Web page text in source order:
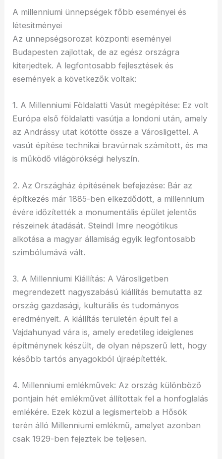
A millenniumi ünnepségek főbb eseményei és
létesítményei
Az ünnepségsorozat központi eseményei
Budapesten zajlottak, de az egész országra
kiterjedtek. A legfontosabb fejlesztések és
események a következők voltak:
1. A Millenniumi Földalatti Vasút megépítése: Ez volt
Európa első földalatti vasútja a londoni után, amely
az Andrássy utat kötötte össze a Városligettel. A
vasút építése technikai bravúrnak számított, és ma
is működő világörökségi helyszín.
2. Az Országház építésének befejezése: Bár az
építkezés már 1885-ben elkezdődött, a millennium
évére időzítették a monumentális épület jelentős
részeinek átadását. Steindl Imre neogótikus
alkotása a magyar államiság egyik legfontosabb
szimbólumává vált.
3. A Millenniumi Kiállítás: A Városligetben
megrendezett nagyszabású kiállítás bemutatta az
ország gazdasági, kulturális és tudományos
eredményeit. A kiállítás területén épült fel a
Vajdahunyad vára is, amely eredetileg ideiglenes
építménynek készült, de olyan népszerű lett, hogy
később tartós anyagokból újraépítették.
4. Millenniumi emlékművek: Az ország különböző
pontjain hét emlékművet állítottak fel a honfoglalás
emlékére. Ezek közül a legismertebb a Hősök
terén álló Millenniumi emlékmű, amelyet azonban
csak 1929-ben fejeztek be teljesen.